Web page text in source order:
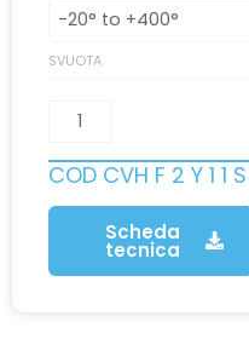
SVUOTA
COD CVH F 2 Y 1 1 S
Scheda
tecnica